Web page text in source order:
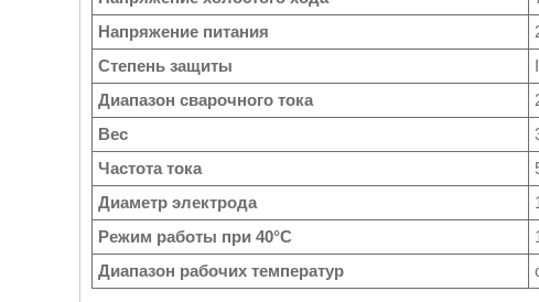
Напряжение питания
Степень защиты
Диапазон сварочного тока
Вес
Частота тока
Диаметр электрода
Режим работы при 40°C
Диапазон рабочих температур